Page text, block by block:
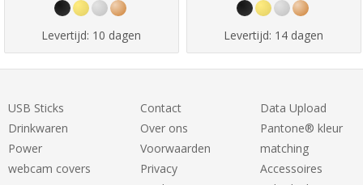
Levertijd: 10 dagen Levertijd: 14 dagen
USB Sticks
Drinkwaren
Power
webcam covers
Contact
Over ons
Voorwaarden
Privacy
Data Upload
Pantone® kleur
matching
Accessoires